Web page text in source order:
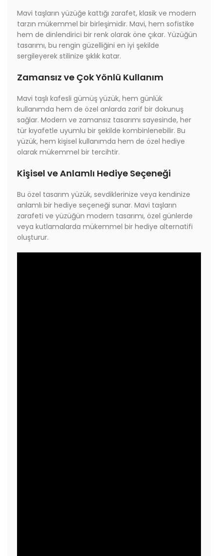
Mavi taşların yüzüğe kattığı zarafet, klasik ve modern
tarzın mükemmel bir birleşimidir. Mavi, hem sofistike
hem de dinlendirici bir renk olarak öne çıkar. Yüzüğün
tasarımı, bu rengin güzelliğini en iyi şekilde
sergileyerek stilinize şıklık katar.
Zamansız ve Çok Yönlü Kullanım
Mavi taşlı kafesli gümüş yüzük, hem günlük
kullanımda hem de özel anlarda zarif bir dokunuş
sağlar. Modern ve zamansız tasarımı sayesinde, her
tür kıyafetle uyumlu bir şekilde kombinlenebilir. Bu
yüzük, hem kişisel kullanımda hem de özel hediye
olarak mükemmel bir tercihtir.
Kişisel ve Anlamlı Hediye Seçeneği
Bu özel tasarım yüzük, sevdiklerinize veya kendinize
anlamlı bir hediye seçeneği sunar. Mavi taşların
zarafeti ve yüzüğün modern tasarımı, özel günlerde
veya kutlamalarda mükemmel bir hediye alternatifi
oluşturur.